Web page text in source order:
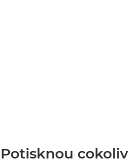
Potisknou cokoliv